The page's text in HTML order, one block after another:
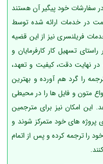
سفارشات خود پیگیر آن هستند
در خدمات ارائه شده توسط
فریلنسری نیز از این قضیه
تسهیل کار کارفرمایان و
در نهایت دقت، کیفیت و تعهد،
را گرد هم آورده و بهترین
متون و فایل ها را در محیطی
این امکان نیز برای مترجمین
پروژه های خود متمرکز شوند و
را ترجمه کرده و پس از اتمام